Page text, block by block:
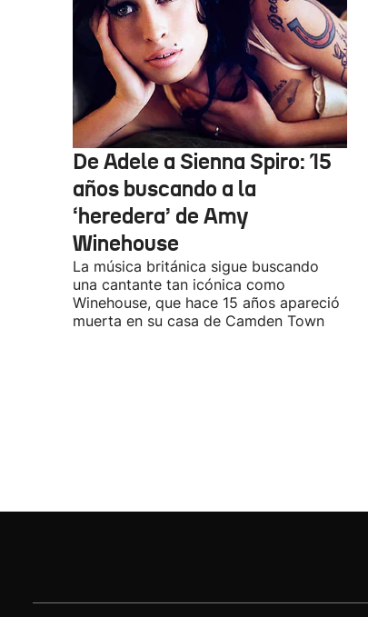
De Adele a Sienna Spiro: 15
años buscando a la
‘heredera’ de Amy
Winehouse
La música británica sigue buscando
una cantante tan icónica como
Winehouse, que hace 15 años apareció
muerta en su casa de Camden Town